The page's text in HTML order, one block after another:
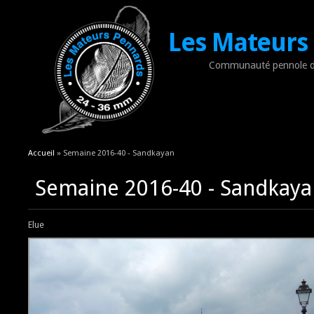
Les
Communauté pennole
Vous êtes ici
Accueil » Semaine 2016-40 - Sandkayan
Semaine 2016-40 -
Elue